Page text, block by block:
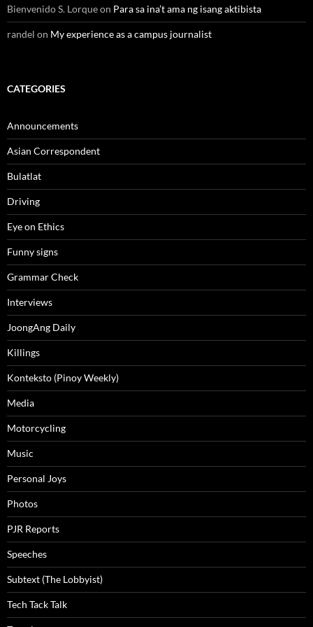
Bienvenido S. Lorqueon Para sa ina’t ama ng isang aktibista
randel on My experience as a campus journalist
CATEGORIES
Announcements
Asian Correspondent
Bulatlat
Driving
Eye on Ethics
Funny signs
Grammar Check
Interviews
JoongAng Daily
Killings
Konteksto (Pinoy Weekly)
Media
Motorcycling
Music
Personal Joys
Photos
PJR Reports
Speeches
Subtext (The Lobbyist)
Tech Tack Talk